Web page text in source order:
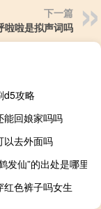
下一篇
啦啦是拟声词吗
d5攻略
能回娘家吗吗
以去外面吗
发仙”的出处是哪里
红色裤子吗女生